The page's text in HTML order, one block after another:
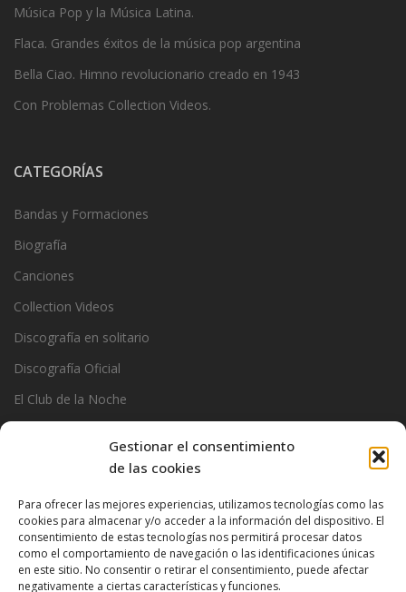
Gestionar el consentimiento
de las cookies
Para ofrecer las mejores experiencias, utilizamos tecnologías como las
cookies para almacenar y/o acceder a la información del dispositivo. El
consentimiento de estas tecnologías nos permitirá procesar datos
como el comportamiento de navegación o las identificaciones únicas
en este sitio. No consentir o retirar el consentimiento, puede afectar
negativamente a ciertas características y funciones.
Música Pop y la Música Latina.
Flaca. Grandes éxitos de la música pop argentina
Bella Ciao. Himno revolucionario creado en 1943
Con Problemas Collection Videos.
CATEGORÍAS
Bandas y Formaciones
Biografía
Canciones
Collection Videos
Discografía en solitario
Discografía Oficial
El Club de la Noche
Ramoncin
The Privados